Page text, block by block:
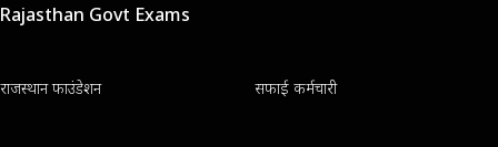
Rajasthan Govt Exams
राजस्थान फाउंडेशन सफाई कर्मचारी